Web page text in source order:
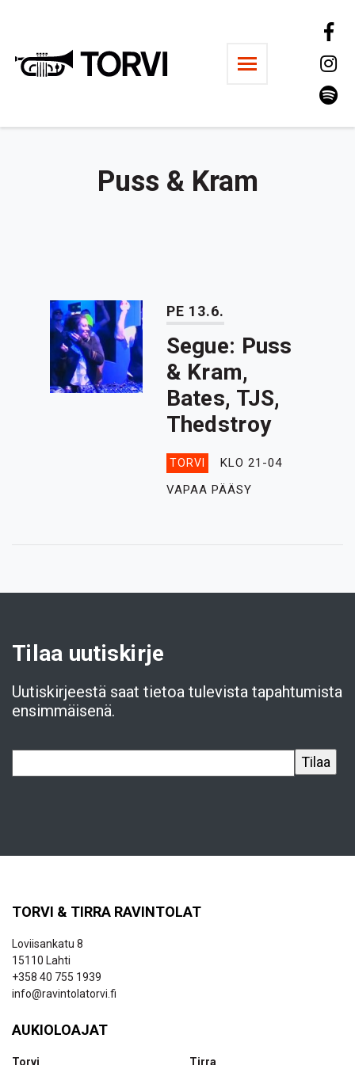
Ravintola Torvi
Puss & Kram
PE 13.6.
Segue: Puss
& Kram,
Bates, TJS,
Thedstroy
TORVI
KLO 21-04
VAPAA PÄÄSY
Tilaa uutiskirje
Uutiskirjeestä saat tietoa tulevista tapahtumista
ensimmäisenä.
TORVI & TIRRA RAVINTOLAT
Loviisankatu 8
15110 Lahti
+358 40 755 1939
info@ravintolatorvi.fi
AUKIOLOAJAT
Torvi Tirra